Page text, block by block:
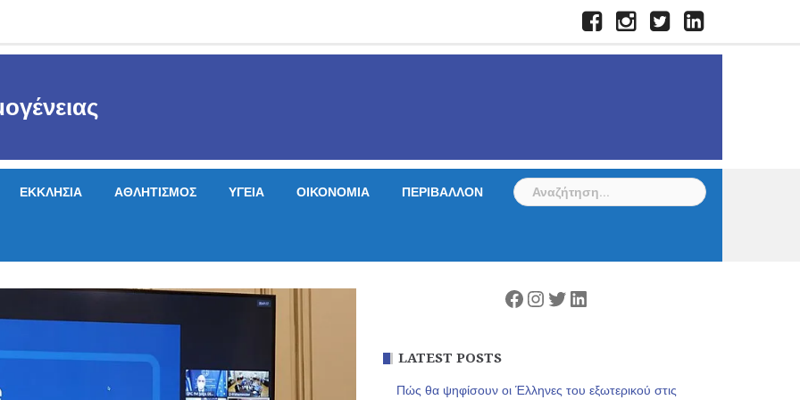
FacebookInstagramTwitterLinkedIn
ΕΚΚΛΗΣΙΑ ΑΘΛΗΤΙΣΜΟΣ ΥΓΕΙΑ ΟΙΚΟΝΟΜΙΑ ΠΕΡΙΒΑΛΛΟΝ
Αναζήτηση
για:
Facebook
Instagram
Twitter
Linkedin
LATEST POSTS
Πώς θα ψηφίσουν οι Έλληνες του εξωτερικού στις